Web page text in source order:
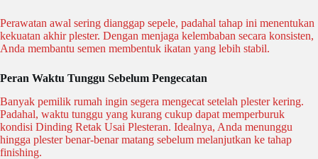
Perawatan awal sering dianggap sepele, padahal tahap ini menentukan
kekuatan akhir plester. Dengan menjaga kelembaban secara konsisten,
Anda membantu semen membentuk ikatan yang lebih stabil.
Peran Waktu Tunggu Sebelum Pengecatan
Banyak pemilik rumah ingin segera mengecat setelah plester kering.
Padahal, waktu tunggu yang kurang cukup dapat memperburuk
kondisi Dinding Retak Usai Plesteran. Idealnya, Anda menunggu
hingga plester benar-benar matang sebelum melanjutkan ke tahap
finishing.